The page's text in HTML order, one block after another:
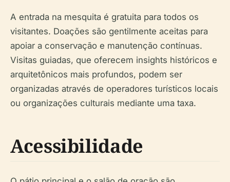
A entrada na mesquita é gratuita para todos os
visitantes. Doações são gentilmente aceitas para
apoiar a conservação e manutenção contínuas.
Visitas guiadas, que oferecem insights históricos e
arquitetônicos mais profundos, podem ser
organizadas através de operadores turísticos locais
ou organizações culturais mediante uma taxa.
Acessibilidade